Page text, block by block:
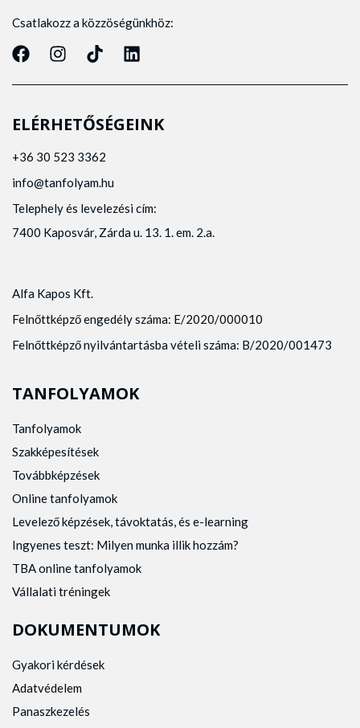
Csatlakozz a közzöségünkhöz:
ELÉRHETŐSÉGEINK
+36 30 523 3362
info@tanfolyam.hu
Telephely és levelezési cím:
7400 Kaposvár, Zárda u. 13. 1. em. 2.a.
Alfa Kapos Kft.
Felnőttképző engedély száma: E/2020/000010
Felnőttképző nyilvántartásba vételi száma: B/2020/001473
TANFOLYAMOK
Tanfolyamok
Szakképesítések
Továbbképzések
Online tanfolyamok
Levelező képzések, távoktatás, és e-learning
Ingyenes teszt: Milyen munka illik hozzám?
TBA online tanfolyamok
Vállalati tréningek
DOKUMENTUMOK
Gyakori kérdések
Adatvédelem
Panaszkezelés